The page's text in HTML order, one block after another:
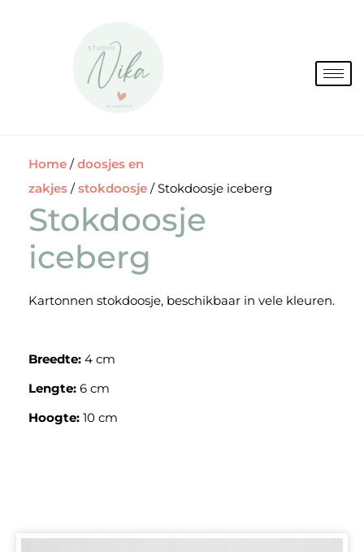
Home /doosjes en
zakjes /stokdoosje / Stokdoosje iceberg
Stokdoosje
iceberg
Kartonnen stokdoosje, beschikbaar in vele kleuren.
Breedte: 4 cm
Lengte: 6 cm
Hoogte: 10 cm